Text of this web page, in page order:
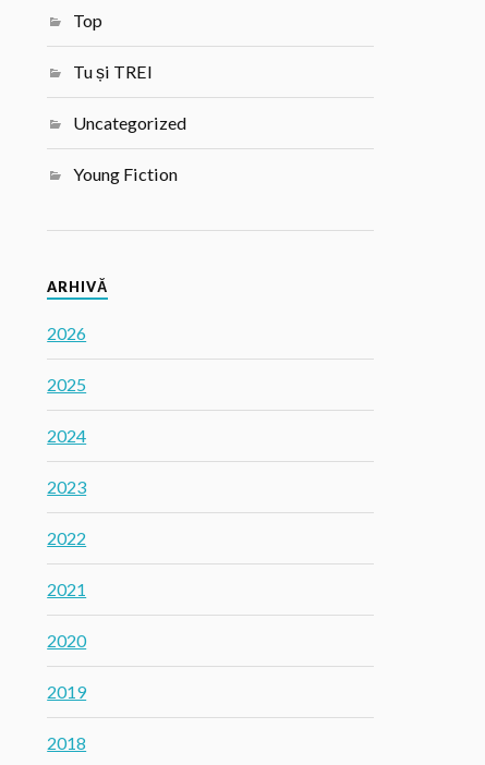
Top
Tu și TREI
Uncategorized
Young Fiction
ARHIVĂ
2026
2025
2024
2023
2022
2021
2020
2019
2018